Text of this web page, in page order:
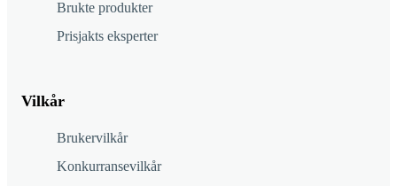
Brukte produkter
Prisjakts eksperter
Vilkår
Brukervilkår
Konkurransevilkår